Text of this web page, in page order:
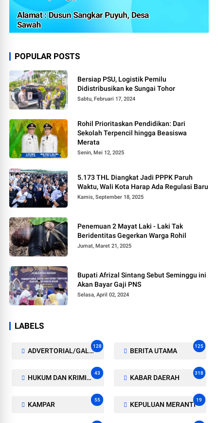
POPULAR POSTS
Bersiap PSU, Logistik Pemilu
Didistribusikan ke Sungai Tohor
Sabtu, Februari 17, 2024
Rohil Prioritaskan Pendidikan: Dari
Sekolah Terpencil hingga Beasiswa
Merata
Senin, Mei 12, 2025
5.173 THL Diangkat Jadi PPPK Paruh
Waktu, Wali Kota Harap Ada Regulasi Baru
Kamis, September 18, 2025
Penemuan 2 Mayat Laki - Laki Tak
Beridentitas Gegerkan Warga Rohil
Jumat, Maret 21, 2025
Bupati Afrizal Sintang Sebut Seminggu ini
Akan Bayar Gaji PNS
Selasa, April 02, 2024
LABELS
ADVERTORIAL/GALERI
128
BERITA UTAMA
125
HUKUM DAN KRIMINAL
43
KABAR DAERAH
318
KAMPAR
55
KEPULUAN MERANTI
19